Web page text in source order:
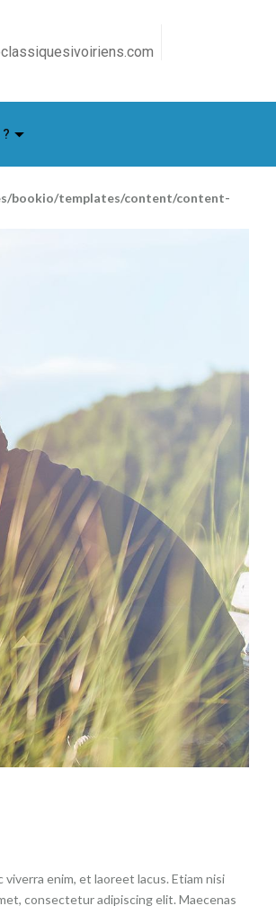
bookio/templates/content/content-
enim, et laoreet lacus. Etiam nisi
consectetur adipiscing elit. Maecenas